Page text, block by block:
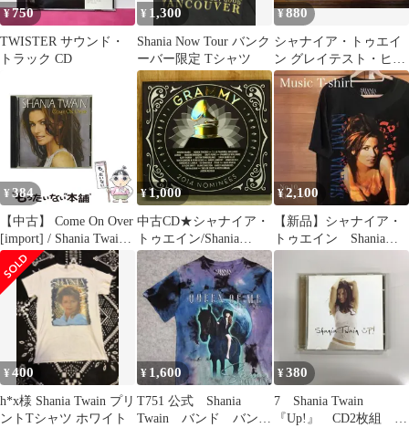
¥750
TWISTER サウンド・
トラック CD
¥ 1,300
Shania Now Tour バンク
ーバー限定 Tシャツ
¥880
シャナイア・トゥエイ
ン グレイテスト・ヒッ
ツ
¥ 384
【中古】 Come On Over
[import] / Shania Twain /
Mercury
¥1,000
中古CD★シャナイア・
トゥエイン/Shania
Twain■ Shania Twain
【7567868326/00756786
83268】P76309
¥2,100
【新品】シャナイア・
トゥエイン Shania
Twain メンズTシャ
ツ XL
¥400
h*x様 Shania Twain プリ
ントTシャツ ホワイト
¥ 1,600
T751 公式 Shania
Twain バンド バンT
¥380
7 Shania Twain
『Up!』 CD2枚組 ※